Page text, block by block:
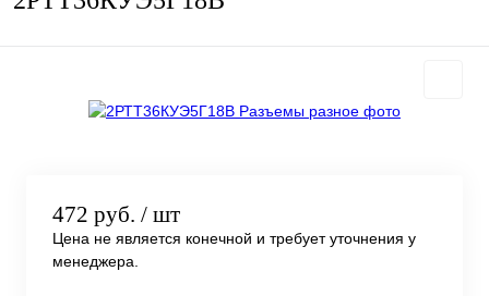
472 руб. / шт
Цена не является конечной и требует уточнения у
менеджера.